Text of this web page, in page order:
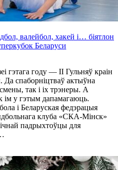
валейбол, хакей і… біятлон
Беларуси
гэтага году — ІІ Гульняў краін
спаборніцтваў актыўна
так і іх трэнеры. А
ім у гэтым дапамагаюць.
і Беларуская федэрацыя
клуба «СКА-Мінск»
падрыхтоўцы для